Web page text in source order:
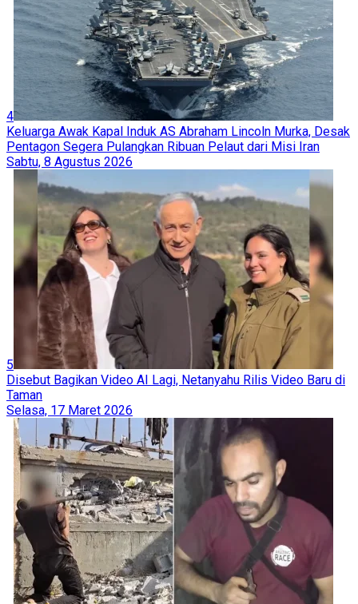
4
Keluarga Awak Kapal Induk AS Abraham Lincoln Murka, Desak
Pentagon Segera Pulangkan Ribuan Pelaut dari Misi Iran
Sabtu, 8 Agustus 2026
5
Disebut Bagikan Video AI Lagi, Netanyahu Rilis Video Baru di
Taman
Selasa, 17 Maret 2026